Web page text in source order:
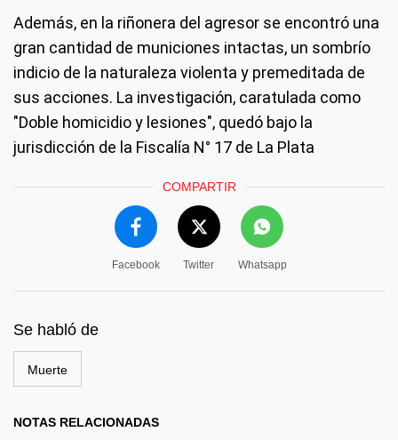
Además, en la riñonera del agresor se encontró una
gran cantidad de municiones intactas, un sombrío
indicio de la naturaleza violenta y premeditada de
sus acciones. La investigación, caratulada como
"Doble homicidio y lesiones", quedó bajo la
jurisdicción de la Fiscalía N° 17 de La Plata
COMPARTIR
Facebook Twitter Whatsapp
Se habló de
Muerte
NOTAS RELACIONADAS